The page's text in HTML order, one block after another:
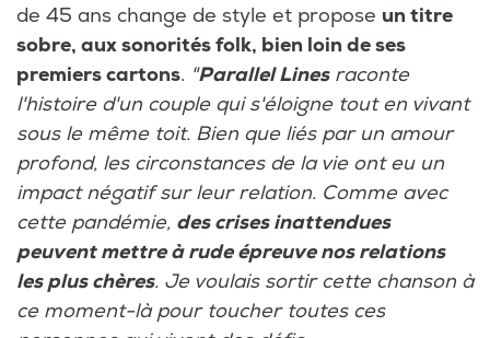
de 45 ans change de style et propose un titre
sobre, aux sonorités folk, bien loin de ses
premiers cartons. "Parallel Linesraconte
l'histoire d'un couple qui s'éloigne tout en vivant
sous le même toit. Bien que liés par un amour
profond, les circonstances de la vie ont eu un
impact négatif sur leur relation. Comme avec
cette pandémie, des crises inattendues
peuvent mettre à rude épreuve nos relations
les plus chères. Je voulais sortir cette chanson à
ce moment-là pour toucher toutes ces